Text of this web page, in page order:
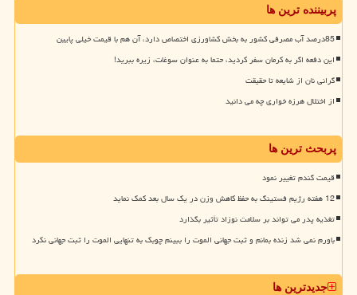
پربیننده ترین ها
85درصد آب مصرفی کشور به بخش کشاورزی اختصاص دارد، آن هم با قیمت خیلی پایین
این دفعه اگر به کرمان سفر کردید، حتما به عنوان سوغات، زیره ببرید!
گرانی نان از شایعه تا حقیقت
از اختلال هرزه خواری چه می دانید
پربحث ترین ها
قیمت گندم تغییر نمود
12 هفته رژیم فستینگ به حفظ کاهش وزن در یک سال بعد کمک نماید
تغذیه پدر می تواند بر سلامت نوزاد تأثیر بگذارد
باورم نمی شد زنده بمانم و ثبت جهانی الموت را ببینم چوبک به تنهایی الموت را ثبت جهانی نکرد
جدیدترین ها